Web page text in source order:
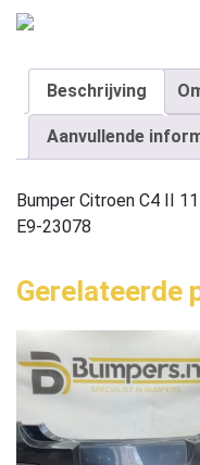
Beschrijving
Aanvullende
Bumper Citroen C4 II
E9-23078
Gerelateerde